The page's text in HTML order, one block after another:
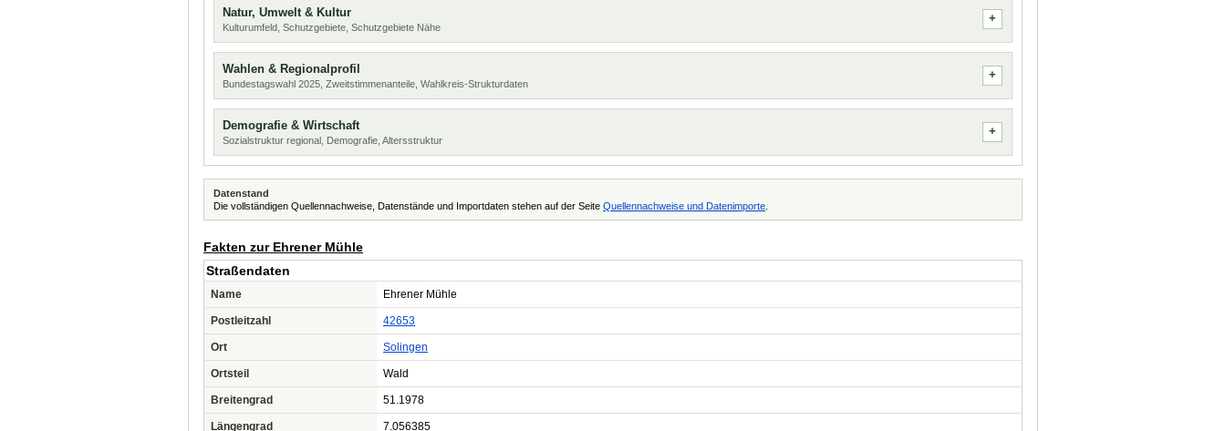
Natur, Umwelt & Kultur
Kulturumfeld, Schutzgebiete, Schutzgebiete Nähe
Wahlen & Regionalprofil
Bundestagswahl 2025, Zweitstimmenanteile, Wahlkreis-Strukturdaten
Demografie & Wirtschaft
Sozialstruktur regional, Demografie, Altersstruktur
Datenstand
Die vollständigen Quellennachweise, Datenstände und Importdaten stehen auf der Seite Quellennachweise und Datenimporte
Fakten zur Ehrener Mühle
Straßendaten
Name Ehrener Mühle
Postleitzahl 42653
Ort Solingen
Ortsteil Wald
Breitengrad 51.1978
Längengrad 7.056385